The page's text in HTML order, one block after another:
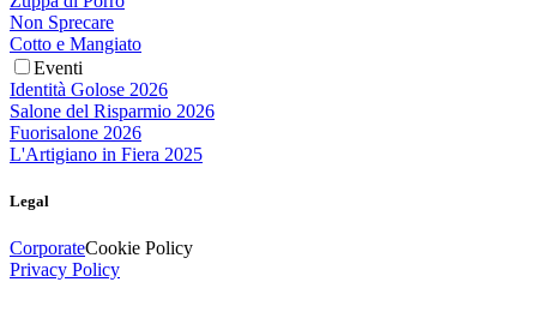
Non Sprecare
Cotto e Mangiato
Eventi
Identità Golose 2026
Salone del Risparmio 2026
Fuorisalone 2026
L'Artigiano in Fiera 2025
Legal
CorporateCookie Policy
Privacy Policy